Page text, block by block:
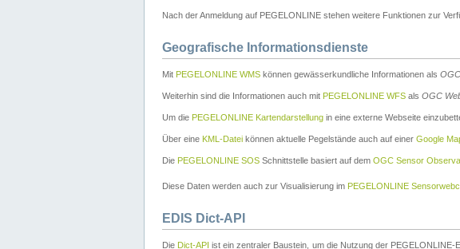
Nach der Anmeldung auf PEGELONLINE stehen weitere Funktionen zur
Geografische Informationsdienste
Mit PEGELONLINE WMS können gewässerkundliche Informationen als
Weiterhin sind die Informationen auch mit PEGELONLINE WFS als OGC
Um die PEGELONLINE Kartendarstellung in eine externe Webseite
Über eine KML-Datei können aktuelle Pegelstände auch auf einer Google
Die PEGELONLINE SOS Schnittstelle basiert auf dem OGC Sensor
Diese Daten werden auch zur Visualisierung im PEGELONLINE
EDIS Dict-API
Die Dict-API ist ein zentraler Baustein, um die Nutzung der